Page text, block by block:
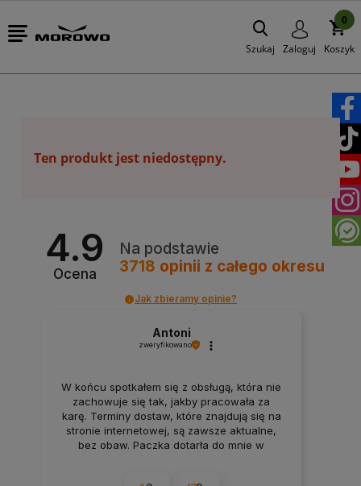
Szukaj Zaloguj Koszyk
0
Ten produkt jest niedostępny.
4.9
Ocena
Na podstawie
3718 opinii z całego okresu
Jak zbieramy opinie?
Antoni
zweryfikowano
W końcu spotkałem się z obsługą, która nie
zachowuje się tak, jakby pracowała za
karę. Terminy dostaw, które znajdują się na
stronie internetowej, są zawsze aktualne,
bez obaw. Paczka dotarła do mnie w